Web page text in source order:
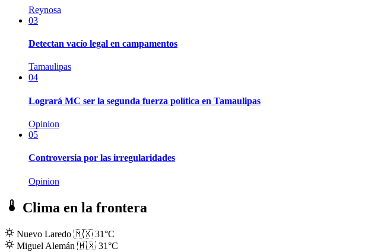
Reynosa
03
Detectan vacío legal en campamentos
Tamaulipas
04
Logrará MC ser la segunda fuerza política en Tamaulipas
Opinion
05
Controversia por las irregularidades
Opinion
Clima en la frontera
Nuevo Laredo 🇲🇽 31°C
Miguel Alemán 🇲🇽 31°C